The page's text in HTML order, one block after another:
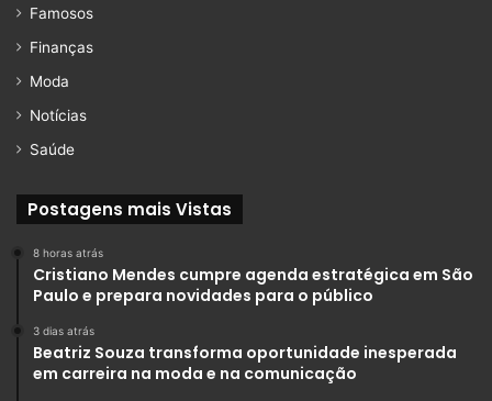
Famosos
Finanças
Moda
Notícias
Saúde
Postagens mais Vistas
8 horas atrás
Cristiano Mendes cumpre agenda estratégica em São
Paulo e prepara novidades para o público
3 dias atrás
Beatriz Souza transforma oportunidade inesperada
em carreira na moda e na comunicação